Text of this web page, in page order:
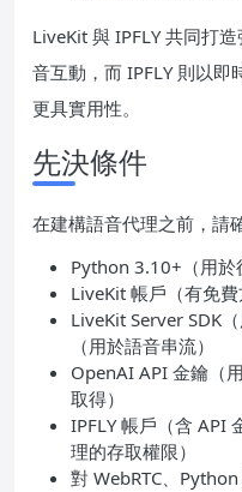
LiveKit 與 IPFLY 共同打
音互動，而 IPFLY 則以
更具實用性。
先決條件
在建構語音代理之前，請
Python 3.10+（用於
LiveKit 帳戶（有免費
LiveKit Server SDK
（用於語音串流）
OpenAI API 金鑰（
取得）
IPFLY 帳戶（含 API
理的存取權限）
對 WebRTC、